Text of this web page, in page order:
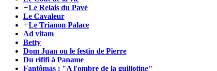
+Le Relais du Pavé
Le Cavaleur
+Le Trianon Palace
Ad vitam
Betty
Dom Juan ou le festin de Pierre
Du rififi à Paname
Fantômas : "A l'ombre de la guillotine"